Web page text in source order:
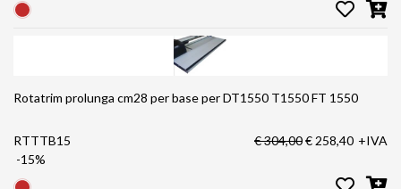
Rotatrim prolunga cm28 per base per DT1550 T1550 FT 1550
RTTTB15
-15%
€ 304,00€ 258,40 +IVA